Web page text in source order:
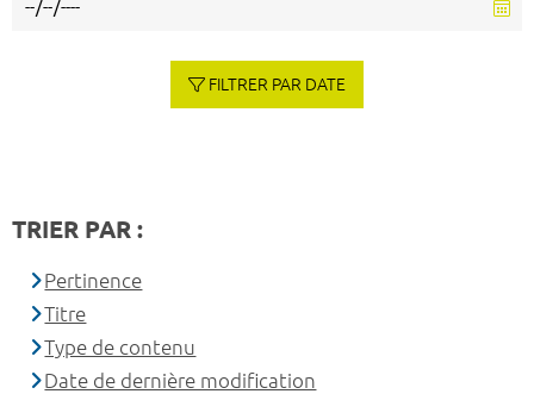
FILTRER PAR DATE
TRIER PAR :
Pertinence
Titre
Type de contenu
Date de dernière modification